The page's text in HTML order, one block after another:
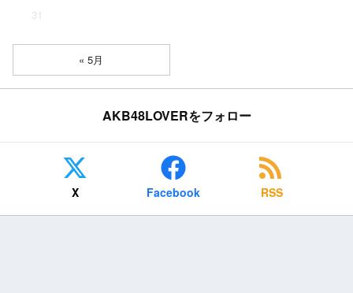
31
« 5月
AKB48LOVERをフォロー
X Facebook RSS